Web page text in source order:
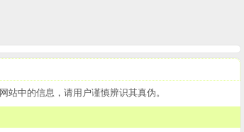
网站中的信息，请用户谨慎辨识其真伪。